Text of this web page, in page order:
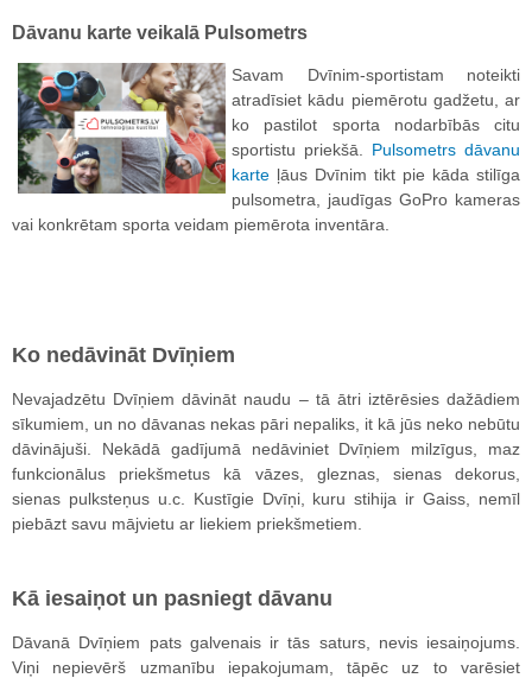
Dāvanu karte veikalā Pulsometrs
Savam Dvīnim-sportistam noteikti
atradīsiet kādu piemērotu gadžetu, ar
ko pastilot sporta nodarbībās citu
sportistu priekšā. Pulsometrs dāvanu
karte ļāus Dvīnim tikt pie kāda stilīga
pulsometra, jaudīgas GoPro kameras
vai konkrētam sporta veidam piemērota inventāra.
Ko nedāvināt Dvīņiem
Nevajadzētu Dvīņiem dāvināt naudu – tā ātri iztērēsies dažādiem
sīkumiem, un no dāvanas nekas pāri nepaliks, it kā jūs neko nebūtu
dāvinājuši. Nekādā gadījumā nedāviniet Dvīņiem milzīgus, maz
funkcionālus priekšmetus kā vāzes, gleznas, sienas dekorus,
sienas pulksteņus u.c. Kustīgie Dvīņi, kuru stihija ir Gaiss, nemīl
piebāzt savu mājvietu ar liekiem priekšmetiem.
Kā iesaiņot un pasniegt dāvanu
Dāvanā Dvīņiem pats galvenais ir tās saturs, nevis iesaiņojums.
Viņi nepievērš uzmanību iepakojumam, tāpēc uz to varēsiet